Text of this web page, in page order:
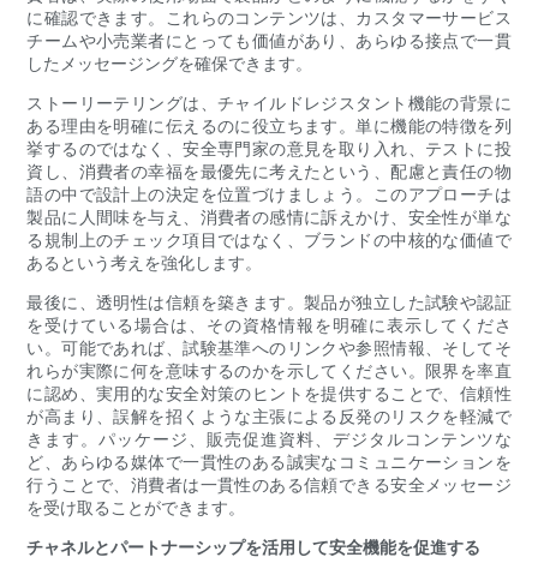
に確認できます。これらのコンテンツは、カスタマーサービス
チームや小売業者にとっても価値があり、あらゆる接点で一貫
したメッセージングを確保できます。
ストーリーテリングは、チャイルドレジスタント機能の背景に
ある理由を明確に伝えるのに役立ちます。単に機能の特徴を列
挙するのではなく、安全専門家の意見を取り入れ、テストに投
資し、消費者の幸福を最優先に考えたという、配慮と責任の物
語の中で設計上の決定を位置づけましょう。このアプローチは
製品に人間味を与え、消費者の感情に訴えかけ、安全性が単な
る規制上のチェック項目ではなく、ブランドの中核的な価値で
あるという考えを強化します。
最後に、透明性は信頼を築きます。製品が独立した試験や認証
を受けている場合は、その資格情報を明確に表示してくださ
い。可能であれば、試験基準へのリンクや参照情報、そしてそ
れらが実際に何を意味するのかを示してください。限界を率直
に認め、実用的な安全対策のヒントを提供することで、信頼性
が高まり、誤解を招くような主張による反発のリスクを軽減で
きます。パッケージ、販売促進資料、デジタルコンテンツな
ど、あらゆる媒体で一貫性のある誠実なコミュニケーションを
行うことで、消費者は一貫性のある信頼できる安全メッセージ
を受け取ることができます。
チャネルとパートナーシップを活用して安全機能を促進する